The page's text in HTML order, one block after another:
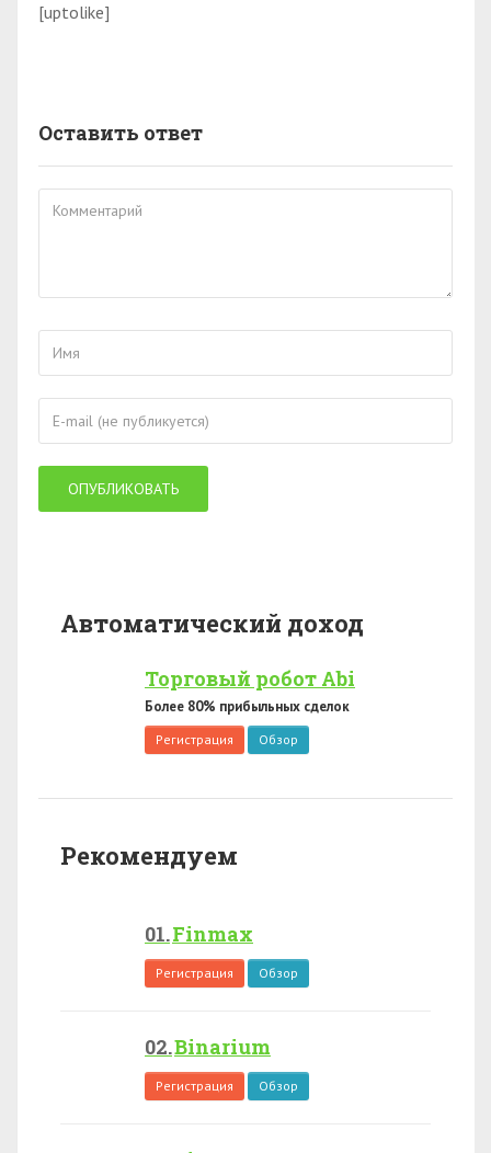
[uptolike]
Оставить ответ
Автоматический доход
Торговый робот Abi
Более 80% прибыльных сделок
Регистрация Обзор
Рекомендуем
Finmax
Регистрация Обзор
Binarium
Регистрация Обзор